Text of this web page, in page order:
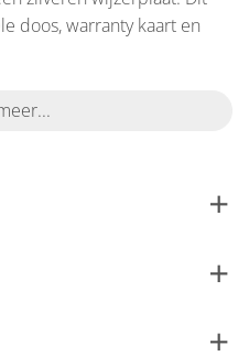
doos, warranty kaart en